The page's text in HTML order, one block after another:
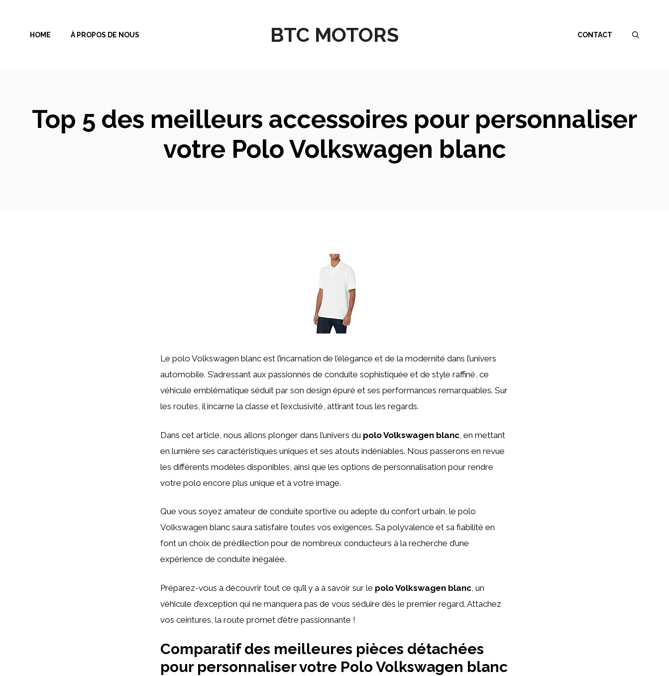
contenu
BTC MOTORS
HOME À PROPOS DE NOUS CONTACT
Top 5 des meilleurs accessoires pour personnaliser
votre Polo Volkswagen blanc
Le polo Volkswagen blanc est l’incarnation de l’élégance et de la modernité dans l’univers
automobile. S’adressant aux passionnés de conduite sophistiquée et de style raffiné, ce
véhicule emblématique séduit par son design épuré et ses performances remarquables. Sur
les routes, il incarne la classe et l’exclusivité, attirant tous les regards.
Dans cet article, nous allons plonger dans l’univers du polo Volkswagen blanc , en mettant
en lumière ses caractéristiques uniques et ses atouts indéniables. Nous passerons en revue
les différents modèles disponibles, ainsi que les options de personnalisation pour rendre
votre polo encore plus unique et à votre image.
Que vous soyez amateur de conduite sportive ou adepte du confort urbain, le polo
Volkswagen blanc saura satisfaire toutes vos exigences. Sa polyvalence et sa fiabilité en
font un choix de prédilection pour de nombreux conducteurs à la recherche d’une
expérience de conduite inégalée.
Préparez-vous à découvrir tout ce qu’il y a à savoir sur le polo Volkswagen blanc , un
véhicule d’exception qui ne manquera pas de vous séduire dès le premier regard. Attachez
vos ceintures, la route promet d’être passionnante !
Comparatif des meilleures pièces détachées
pour personnaliser votre Polo Volkswagen blanc